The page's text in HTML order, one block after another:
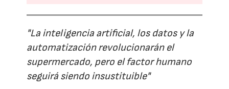
"La inteligencia artificial, los datos y la
automatización revolucionarán el
supermercado, pero el factor humano
seguirá siendo insustituible"